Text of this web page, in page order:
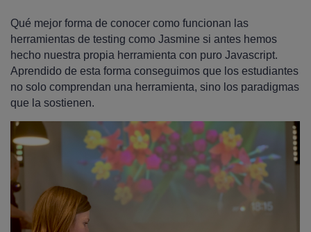
Qué mejor forma de conocer como funcionan las
herramientas de testing como Jasmine si antes hemos
hecho nuestra propia herramienta con puro Javascript.
Aprendido de esta forma conseguimos que los estudiantes
no solo comprendan una herramienta, sino los paradigmas
que la sostienen.